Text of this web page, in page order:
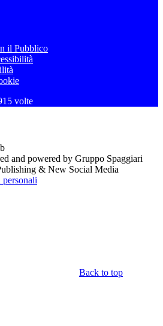
il Pubblico
volte
and powered by Gruppo Spaggiari
& New Social Media
Back to top